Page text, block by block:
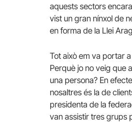
aquests sectors
vist un gran nínxol de
en forma de la Llei
Tot això em va portar
Perquè jo no veig que
una persona? En
nosaltres és la de
presidenta de la
van assistir tres grups